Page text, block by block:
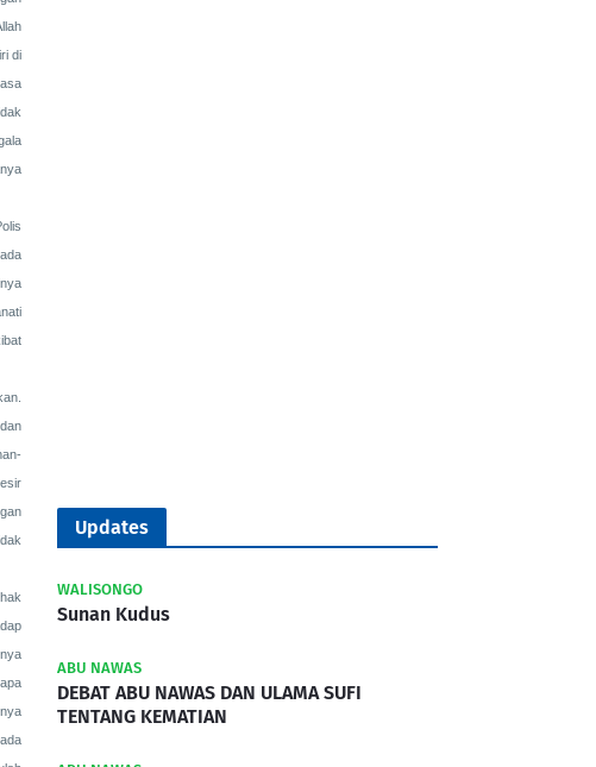
di
Updates
WALISONGO
Sunan Kudus
ABU NAWAS
DEBAT ABU NAWAS DAN ULAMA SUFI
TENTANG KEMATIAN